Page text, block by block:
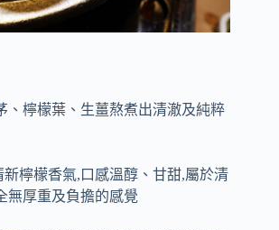
、檸檬葉、生薑熬煮出清澈及純粹
檸檬香氣,口感溫醇、甘甜,屬於清
無厚重及負擔的感覺